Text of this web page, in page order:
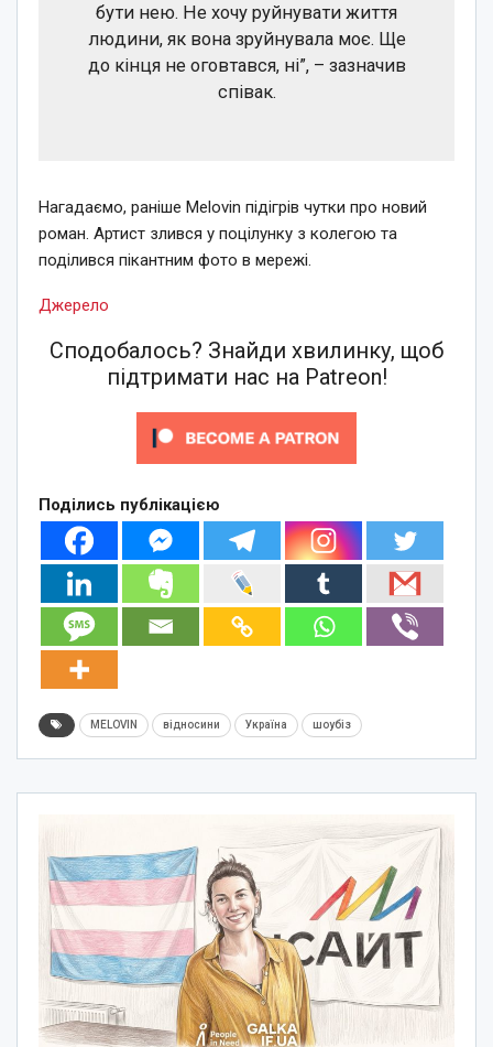
бути нею. Не хочу руйнувати життя
людини, як вона зруйнувала моє. Ще
до кінця не оговтався, ні”, – зазначив
співак.
Нагадаємо, раніше Melovin підігрів чутки про новий
роман. Артист злився у поцілунку з колегою та
поділився пікантним фото в мережі.
Джерело
Сподобалось? Знайди хвилинку, щоб
підтримати нас на Patreon!
Поділись публікацією
MELOVIN відносини Україна шоубіз